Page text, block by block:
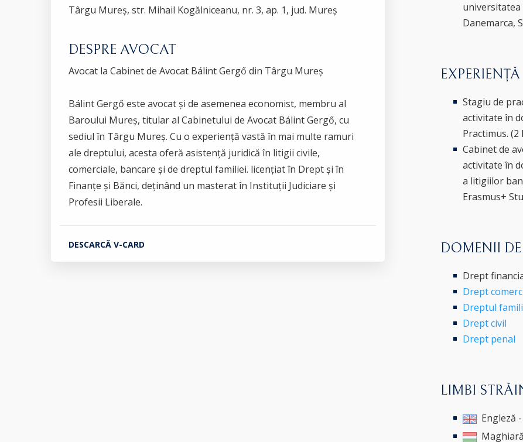
Târgu Mureș, str. Mihail Kogălniceanu, nr. 3, ap. 1, jud. Mureș
DESPRE AVOCAT
Avocat la Cabinet de Avocat Bálint Gergő din Târgu Mureș
Bálint Gergő este avocat și de asemenea economist, membru al
Baroului Mureș, titular al Cabinetului de Avocat Bálint Gergő, cu
sediul în Târgu Mureș. Cu o experiență vastă în mai multe ramuri
ale dreptului, acesta oferă asistență juridică în litigii civile,
comerciale, bancare și de dreptul familiei. licențiat în Drept și în
Finanțe și Bănci, deținând un masterat în Instituții Judiciare și
Profesii Liberale.
DESCARCĂ V-CARD
universitatea
Danemarca,
Stagiu de
activitate în
Practimus. (2
Cabinet de
activitate în
a litigiilor
Erasmus+
DOMENII
Drept
Drept
Dreptul
Drept civil
Drept penal
LIMBI
Engleză